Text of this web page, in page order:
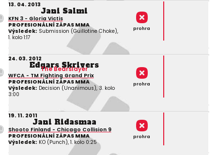
13. 04. 2013
Jani Salmi
KFN 3 - Gloria Victis
PROFESIONÁLNÍ ZÁPAS MMA
Výsledek: Submission (Guillotine Choke),
1. kolo 1:17
prohra
24. 03. 2012
Edgars Skrivers
The Bearslayer
WFCA - TM Fighting Grand Prix
PROFESIONÁLNÍ ZÁPAS MMA
Výsledek: Decision (Unanimous), 3. kolo
3:00
prohra
19. 11. 2011
Jani Ridasmaa
Shooto Finland - Chicago Collision 9
PROFESIONÁLNÍ ZÁPAS MMA
Výsledek: KO (Punch), 1. kolo 0:25
prohra